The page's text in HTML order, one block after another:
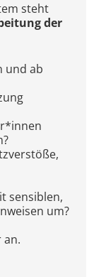
steht
der
und ab
sensiblen,
um?
an.